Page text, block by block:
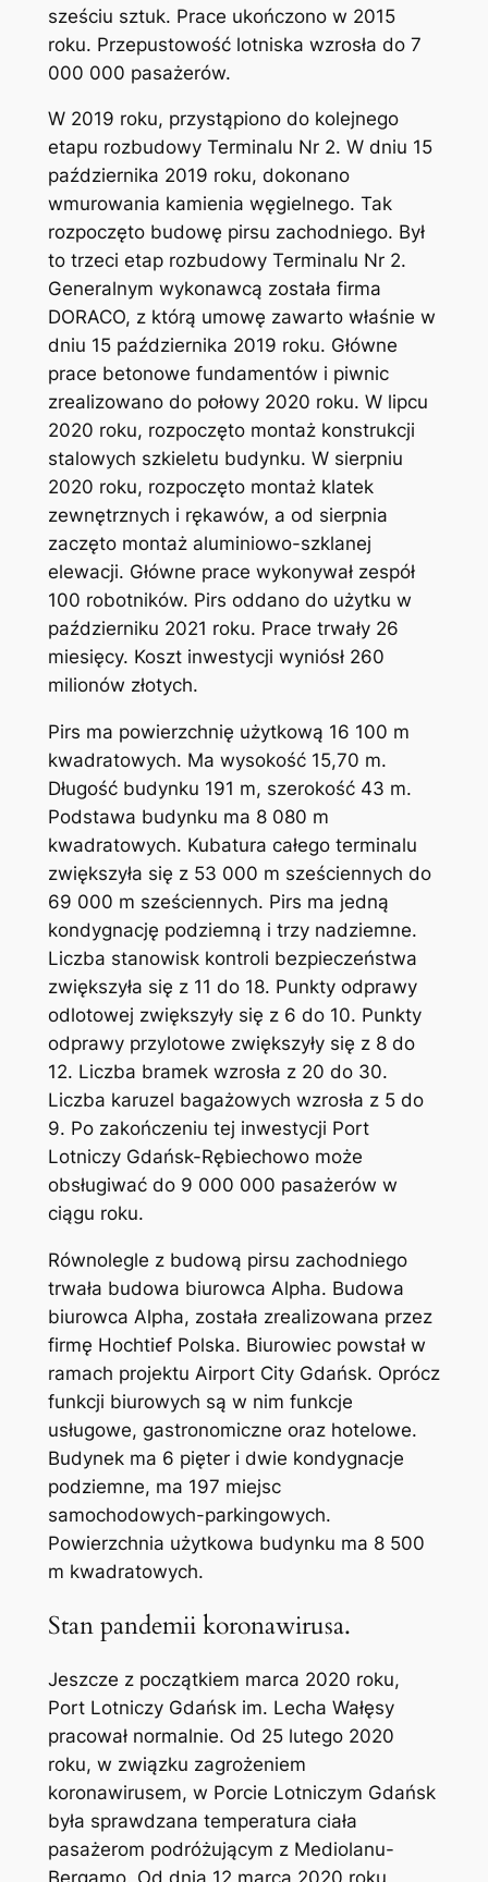
sześciu sztuk. Prace ukończono w 2015
roku. Przepustowość lotniska wzrosła do 7
000 000 pasażerów.
W 2019 roku, przystąpiono do kolejnego
etapu rozbudowy Terminalu Nr 2. W dniu 15
października 2019 roku, dokonano
wmurowania kamienia węgielnego. Tak
rozpoczęto budowę pirsu zachodniego. Był
to trzeci etap rozbudowy Terminalu Nr 2.
Generalnym wykonawcą została firma
DORACO, z którą umowę zawarto właśnie w
dniu 15 października 2019 roku. Główne
prace betonowe fundamentów i piwnic
zrealizowano do połowy 2020 roku. W lipcu
2020 roku, rozpoczęto montaż konstrukcji
stalowych szkieletu budynku. W sierpniu
2020 roku, rozpoczęto montaż klatek
zewnętrznych i rękawów, a od sierpnia
zaczęto montaż aluminiowo-szklanej
elewacji. Główne prace wykonywał zespół
100 robotników. Pirs oddano do użytku w
październiku 2021 roku. Prace trwały 26
miesięcy. Koszt inwestycji wyniósł 260
milionów złotych.
Pirs ma powierzchnię użytkową 16 100 m
kwadratowych. Ma wysokość 15,70 m.
Długość budynku 191 m, szerokość 43 m.
Podstawa budynku ma 8 080 m
kwadratowych. Kubatura całego terminalu
zwiększyła się z 53 000 m sześciennych do
69 000 m sześciennych. Pirs ma jedną
kondygnację podziemną i trzy nadziemne.
Liczba stanowisk kontroli bezpieczeństwa
zwiększyła się z 11 do 18. Punkty odprawy
odlotowej zwiększyły się z 6 do 10. Punkty
odprawy przylotowe zwiększyły się z 8 do
12. Liczba bramek wzrosła z 20 do 30.
Liczba karuzel bagażowych wzrosła z 5 do
9. Po zakończeniu tej inwestycji Port
Lotniczy Gdańsk-Rębiechowo może
obsługiwać do 9 000 000 pasażerów w
ciągu roku.
Równolegle z budową pirsu zachodniego
trwała budowa biurowca Alpha. Budowa
biurowca Alpha, została zrealizowana przez
firmę Hochtief Polska. Biurowiec powstał w
ramach projektu Airport City Gdańsk. Oprócz
funkcji biurowych są w nim funkcje
usługowe, gastronomiczne oraz hotelowe.
Budynek ma 6 pięter i dwie kondygnacje
podziemne, ma 197 miejsc
samochodowych-parkingowych.
Powierzchnia użytkowa budynku ma 8 500
m kwadratowych.
Stan pandemii koronawirusa.
Jeszcze z początkiem marca 2020 roku,
Port Lotniczy Gdańsk im. Lecha Wałęsy
pracował normalnie. Od 25 lutego 2020
roku, w związku zagrożeniem
koronawirusem, w Porcie Lotniczym Gdańsk
była sprawdzana temperatura ciała
pasażerom podróżującym z Mediolanu-